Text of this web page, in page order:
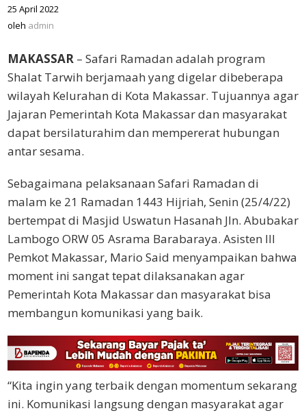
25 April 2022
oleh admin
MAKASSAR – Safari Ramadan adalah program
Shalat Tarwih berjamaah yang digelar dibeberapa
wilayah Kelurahan di Kota Makassar. Tujuannya agar
Jajaran Pemerintah Kota Makassar dan masyarakat
dapat bersilaturahim dan mempererat hubungan
antar sesama.
Sebagaimana pelaksanaan Safari Ramadan di
malam ke 21 Ramadan 1443 Hijriah, Senin (25/4/22)
bertempat di Masjid Uswatun Hasanah Jln. Abubakar
Lambogo ORW 05 Asrama Barabaraya. Asisten III
Pemkot Makassar, Mario Said menyampaikan bahwa
moment ini sangat tepat dilaksanakan agar
Pemerintah Kota Makassar dan masyarakat bisa
membangun komunikasi yang baik.
“Kita ingin yang terbaik dengan momentum sekarang
ini. Komunikasi langsung dengan masyarakat agar